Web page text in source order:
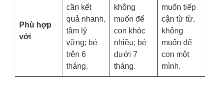
Phù hợp
với
cần kết
quả nhanh,
tâm lý
vững; bé
trên 6
tháng.
không
muốn để
con khóc
nhiều; bé
dưới 7
tháng.
muốn tiếp
cận từ từ,
không
muốn để
con một
mình.